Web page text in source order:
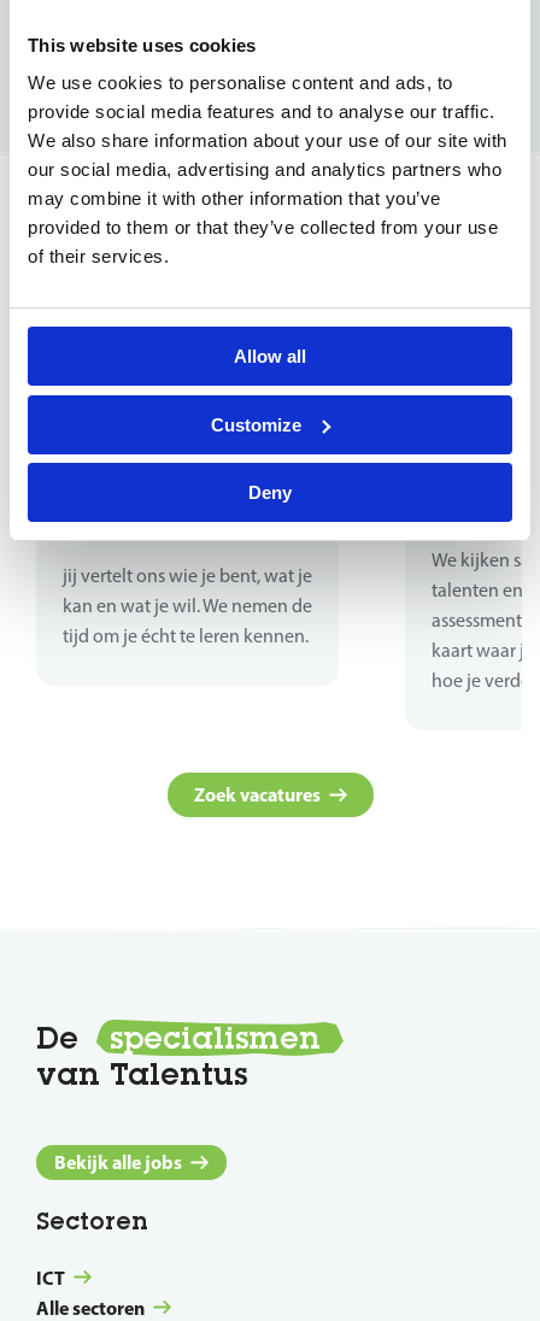
This website uses cookies
We use cookies to personalise content and ads, to
provide social media features and to analyse our traffic.
We also share information about your use of our site with
our social media, advertising and analytics partners who
may combine it with other information that you’ve
provided to them or that they’ve collected from your use
of their services.
Allow all
Customize
Deny
Ontdek hier onze ICT-vacatures.
In
naar je nieuwe job
1.
Kennismaking
jij vertelt ons wie je bent, wat je
kan en wat je wil. We nemen de
tijd om je écht te leren kennen.
Testing
We kijken
talenten en
assessments
kaart waar
hoe je
Zoek vacatures
De
specialismen
van Talentus
Bekijk alle jobs
Sectoren
ICT
Alle sectoren